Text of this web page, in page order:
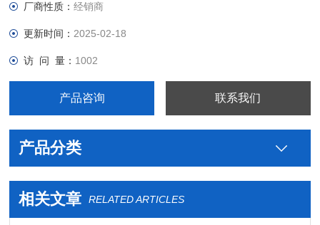
厂商性质：经销商
更新时间： 2025-02-18
访 问 量： 1002
产品咨询 联系我们
产品分类
相关文章 RELATED ARTICLES